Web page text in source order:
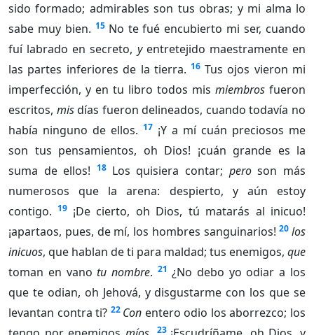
sido formado; admirables son tus obras; y mi alma lo
sabe muy bien. 15 No te fué encubierto mi ser, cuando
fuí labrado en secreto, yentretejido maestramente en
las partes inferiores de la tierra. 16 Tus ojos vieron mi
imperfección, y en tu libro todos mis miembros fueron
escritos, misdías fueron delineados, cuando todavía no
había ninguno de ellos. 17 ¡Y a mí cuán preciosos me
son tus pensamientos, oh Dios! ¡cuán grande es la
suma de ellos! 18 Los quisiera contar; peroson más
numerosos que la arena: despierto, y aún estoy
contigo. 19 ¡De cierto, oh Dios, tú matarás al inicuo!
¡apartaos, pues, de mí, los hombres sanguinarios! 20 los
inicuos, que hablan de ti para maldad; tus enemigos, que
toman en vanotu nombre. 21 ¿No debo yo odiar a los
que te odian, oh Jehová, y disgustarme con los que se
levantan contra ti? 22 Con entero odio los aborrezco; los
23